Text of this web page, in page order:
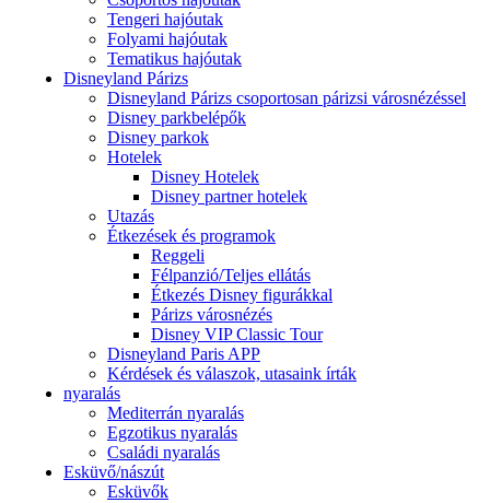
Tengeri hajóutak
Folyami hajóutak
Tematikus hajóutak
Disneyland Párizs
Disneyland Párizs csoportosan párizsi városnézéssel
Disney parkbelépők
Disney parkok
Hotelek
Disney Hotelek
Disney partner hotelek
Utazás
Étkezések és programok
Reggeli
Félpanzió/Teljes ellátás
Étkezés Disney figurákkal
Párizs városnézés
Disney VIP Classic Tour
Disneyland Paris APP
Kérdések és válaszok, utasaink írták
nyaralás
Mediterrán nyaralás
Egzotikus nyaralás
Családi nyaralás
Esküvő/nászút
Esküvők